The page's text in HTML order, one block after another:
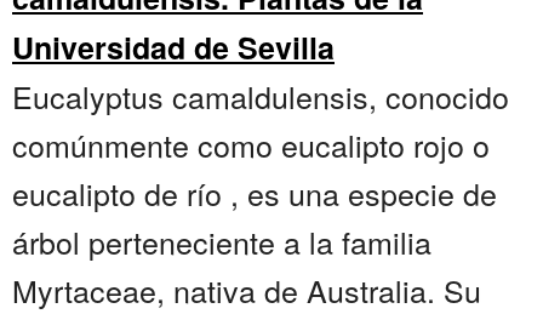
Universidad de Sevilla
Eucalyptus camaldulensis, conocido
comúnmente como eucalipto rojo o
eucalipto de río , es una especie de
árbol perteneciente a la familia
Myrtaceae, nativa de Australia. Su